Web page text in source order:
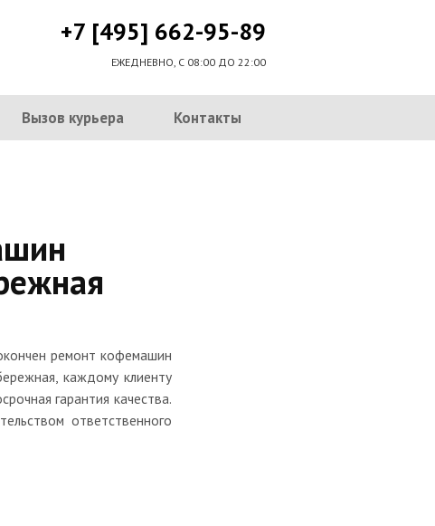
+7 [495] 662-95-89
ЕЖЕДНЕВНО, С 08:00 ДО 22:00
Вызов курьера Контакты
ремонт кофемашин
каждому клиенту
гарантия качества.
ответственного